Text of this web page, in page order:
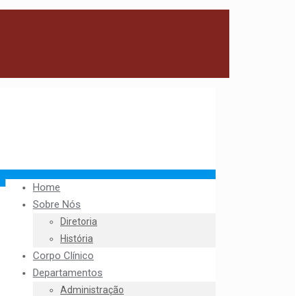
Home
Sobre Nós
Diretoria
História
Corpo Clínico
Departamentos
Administração